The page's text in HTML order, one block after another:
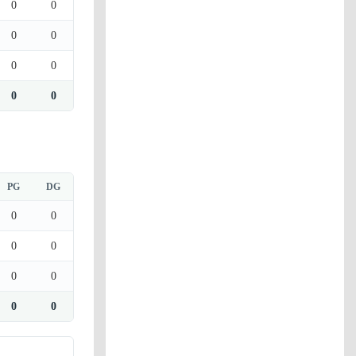
0 0
0 0
0 0
0 0
PG DG
0 0
0 0
0 0
0 0